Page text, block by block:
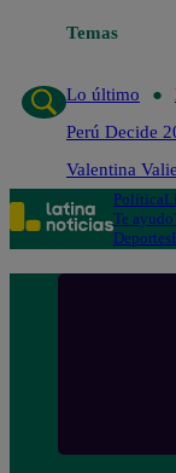
Temas
Lo último
Perú Decide
Valentina
Política
Te ayudo
Deportes